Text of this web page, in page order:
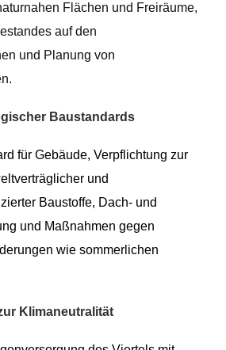
Flächen und Freiräume,
auf den
und Planung von
Baustandards
für Gebäude, Verpflichtung zur
r und
r Baustoffe, Dach- und
und Maßnahmen gegen
wie sommerlichen
Klimaneutralität